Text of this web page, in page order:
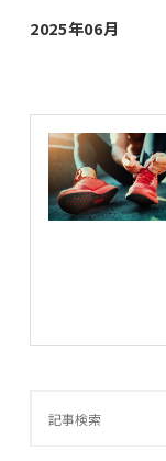
藻由来DHAオイル
お知らせ
資料ダウンロード
2025年06月